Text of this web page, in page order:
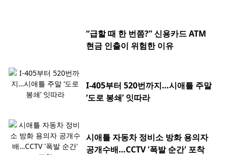
“급할 때 한 번쯤?” 신용카드 ATM
현금 인출이 위험한 이유
I-405부터 520번까지…시애틀 주말
‘도로 봉쇄’ 잇따라
시애틀 자동차 정비소 방화 용의자
공개수배…CCTV '폭발 순간' 포착